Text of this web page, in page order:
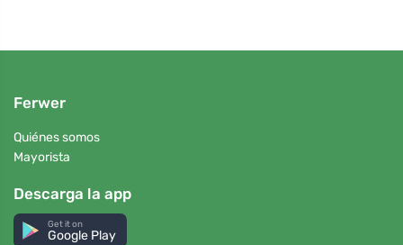
Ferwer
Quiénes somos
Mayorista
Descarga la app
Get it on
Google Play